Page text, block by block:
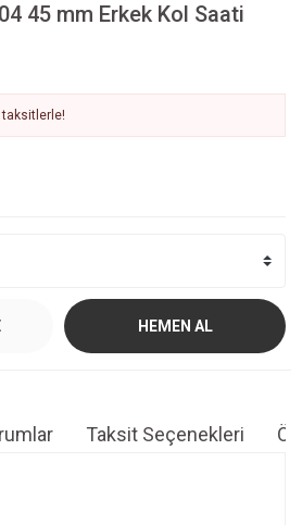
45 mm Erkek Kol Saati
taksitlerle!
HEMEN AL
Taksit Seçenekleri